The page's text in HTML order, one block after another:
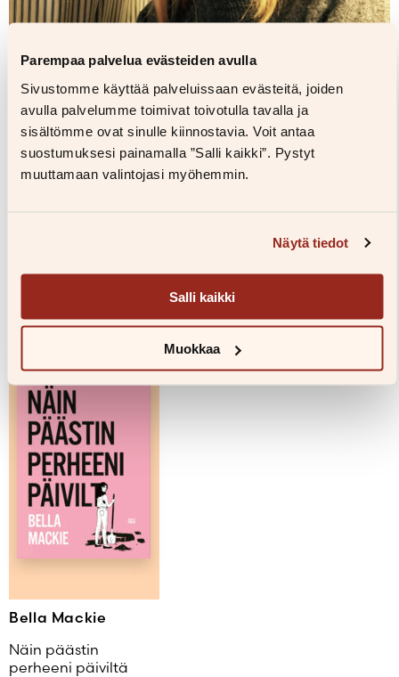
Parempaa palvelua evästeiden avulla
Sivustomme käyttää palveluissaan evästeitä, joiden
avulla palvelumme toimivat toivotulla tavalla ja
sisältömme ovat sinulle kiinnostavia. Voit antaa
suostumuksesi painamalla ”Salli kaikki”. Pystyt
muuttamaan valintojasi myöhemmin.
Näytä tiedot
Salli kaikki
Muokkaa
Bella Mackie
Näin päästin
perheeni päiviltä